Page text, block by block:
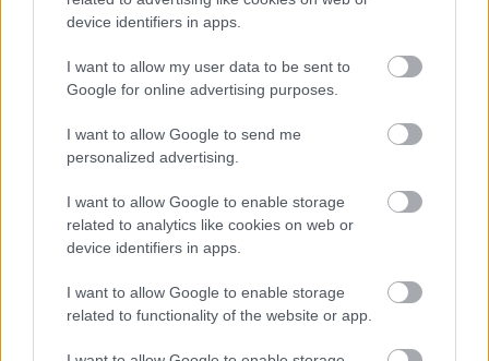
device identifiers in apps.
I want to allow my user data to be sent to
Google for online advertising purposes.
I want to allow Google to send me
personalized advertising.
I want to allow Google to enable storage
related to analytics like cookies on web or
device identifiers in apps.
I want to allow Google to enable storage
related to functionality of the website or app.
: Bono – Montiel, Rekik (Diego Carlos),
Koundé, Acuña – Fernando, Joan Jordán, Rakitic – Martial
Estos jugadores son baja
: Suso (tobillo), Lamela
(hombro), Delaney (lesión muscular).
Estos jugadores son duda: Diego Carlos (molestias).
Posibles cambios en el once
: Martial tiene opciones de
debutar como titular en el puesto de extremo izquierdo por